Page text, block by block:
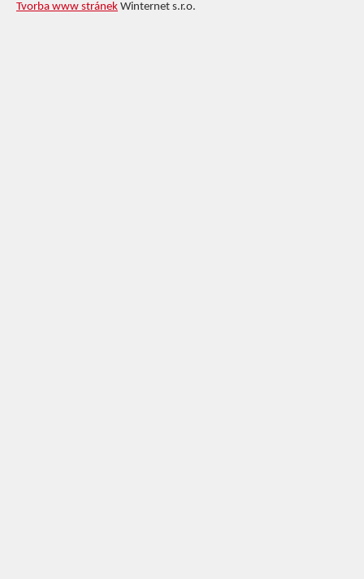
Tvorba www stránek Winternet s.r.o.